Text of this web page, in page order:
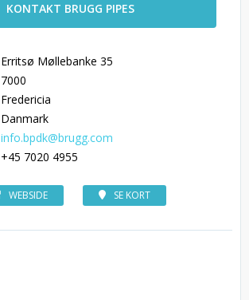
KONTAKT BRUGG PIPES
Erritsø Møllebanke 35
7000
Fredericia
Danmark
info.bpdk@brugg.com
+45 7020 4955
WEBSIDE SE KORT